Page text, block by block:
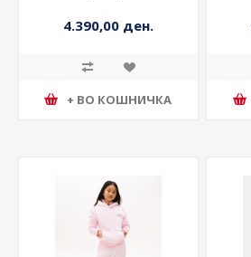
4.390,00 ден.
+ ВО КОШНИЧКА